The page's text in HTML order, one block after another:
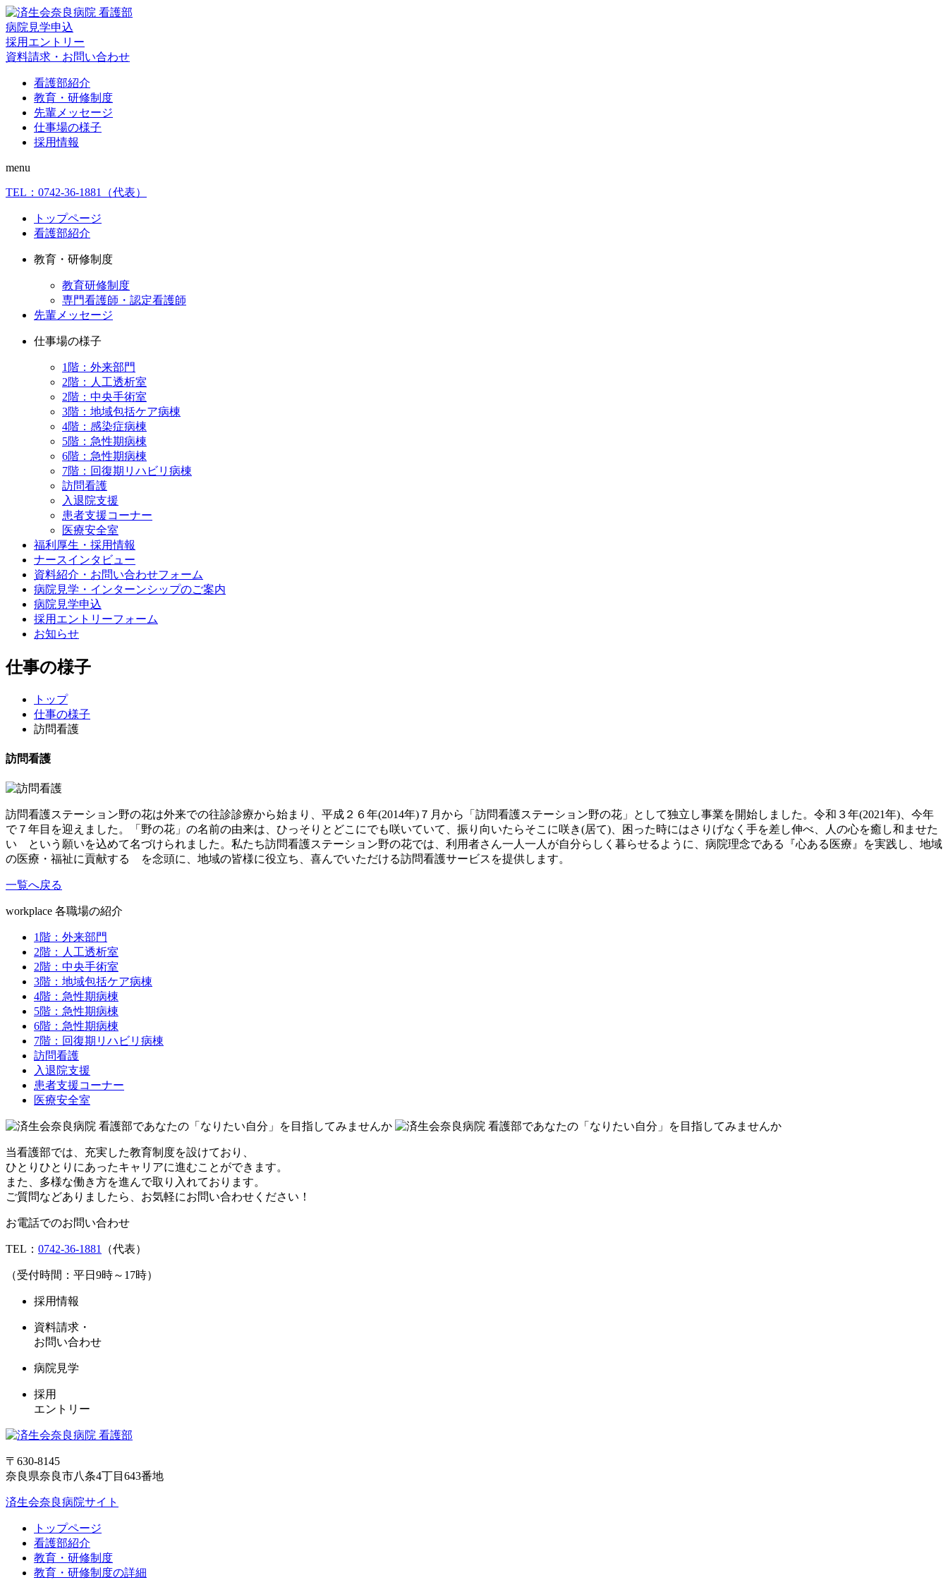
病院見学申込
採用エントリー
資料請求・お問い合わせ
看護部紹介
教育・研修制度
先輩メッセージ
仕事場の様子
採用情報
menu
TEL： 0742-36-1881 （代表）
トップページ
看護部紹介
教育・研修制度
教育研修制度
専門看護師・認定看護師
先輩メッセージ
仕事場の様子
1階：外来部門
2階：人工透析室
2階：中央手術室
3階：地域包括ケア病棟
4階：感染症病棟
5階：急性期病棟
6階：急性期病棟
7階：回復期リハビリ病棟
訪問看護
入退院支援
患者支援コーナー
医療安全室
福利厚生・採用情報
ナースインタビュー
資料紹介・お問い合わせフォーム
病院見学・インターンシップのご案内
病院見学申込
採用エントリーフォーム
お知らせ
仕事の様子
トップ
仕事の様子
訪問看護
訪問看護
訪問看護ステーション野の花は外来での往診診療から始まり、平成２６年(2014年)７月から「訪問看護ステーション野の花」として独立し事業を開始しました。令和３年(2021年)、今年
で７年目を迎えました。「野の花」の名前の由来は、ひっそりとどこにでも咲いていて、振り向いたらそこに咲き(居て)、困った時にはさりげなく手を差し伸べ、人の心を癒し和ませた
い という願いを込めて名づけられました。私たち訪問看護ステーション野の花では、利用者さん一人一人が自分らしく暮らせるように、病院理念である『心ある医療』を実践し、地域
の医療・福祉に貢献する を念頭に、地域の皆様に役立ち、喜んでいただける訪問看護サービスを提供します。
一覧へ戻る
workplace 各職場の紹介
1階：外来部門
2階：人工透析室
2階：中央手術室
3階：地域包括ケア病棟
4階：急性期病棟
5階：急性期病棟
6階：急性期病棟
7階：回復期リハビリ病棟
訪問看護
入退院支援
患者支援コーナー
医療安全室
当看護部では、充実した教育制度を設けており、
ひとりひとりにあったキャリアに進むことができます。
また、多様な働き方を進んで取り入れております。
ご質問などありましたら、お気軽にお問い合わせください！
お電話でのお問い合わせ
TEL： 0742-36-1881 （代表）
（受付時間：平日9時～17時）
採用情報
資料請求・
お問い合わせ
病院見学
採用
エントリー
〒630-8145
奈良県奈良市八条4丁目643番地
済生会奈良病院サイト
トップページ
看護部紹介
教育・研修制度
教育・研修制度の詳細